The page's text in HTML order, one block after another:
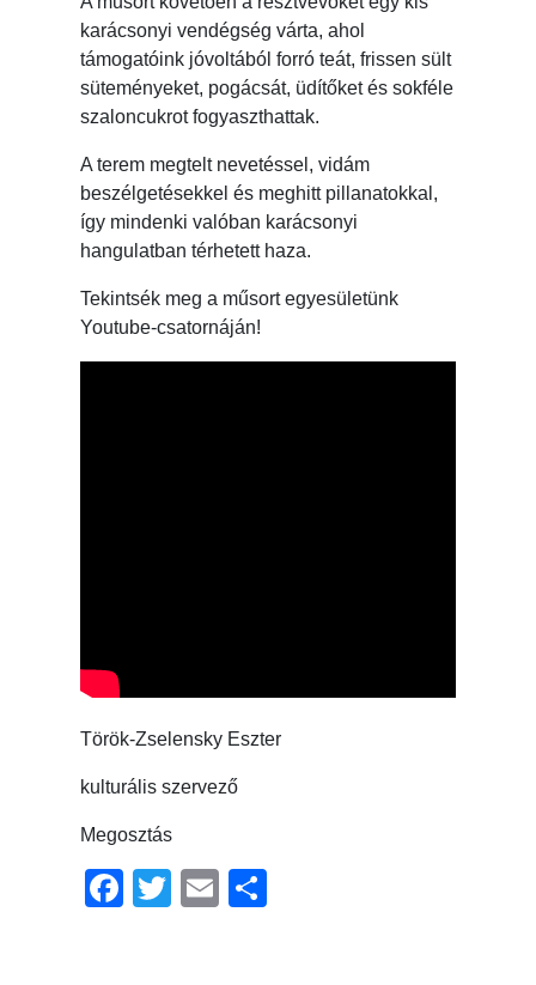
karácsonyi vendégség várta, ahol
támogatóink jóvoltából forró teát, frissen sült
süteményeket, pogácsát, üdítőket és sokféle
szaloncukrot fogyaszthattak.
A terem megtelt nevetéssel, vidám
beszélgetésekkel és meghitt pillanatokkal,
így mindenki valóban karácsonyi
hangulatban térhetett haza.
Tekintsék meg a műsort egyesületünk
Youtube-csatornáján!
Török-Zselensky Eszter
kulturális szervező
Megosztás
Facebook
TwitterEmail